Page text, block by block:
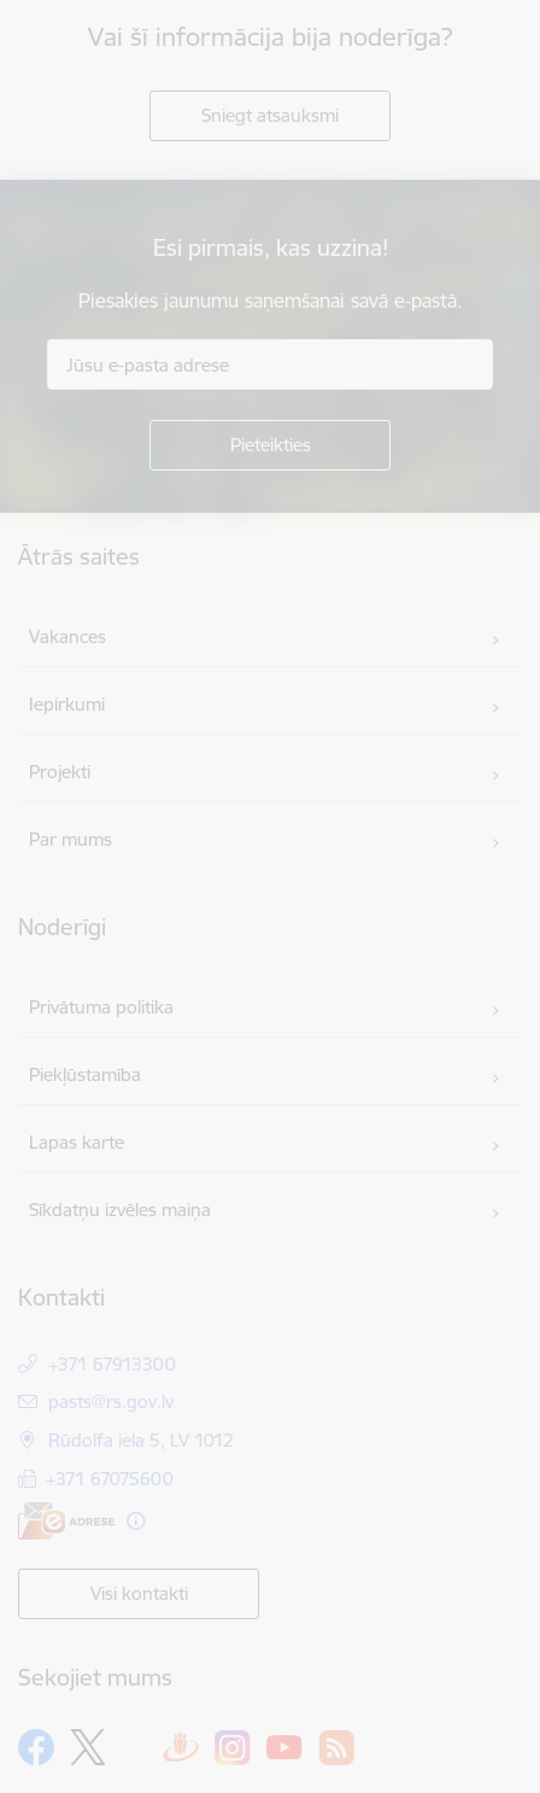
Vai šī informācija bija noderīga?
Sniegt atsauksmi
Esi pirmais, kas uzzina!
Piesakies jaunumu saņemšanai savā e-pastā.
Ātrās saites
Vakances
Iepirkumi
Projekti
Par mums
Noderīgi
Privātuma politika
Piekļūstamība
Lapas karte
Sīkdatņu izvēles maiņa
Kontakti
+371 67913300
E-pasts:
pasts@rs.gov.lv
Rūdolfa iela 5, LV 1012
+371 67075600
Visi kontakti
Sekojiet mums